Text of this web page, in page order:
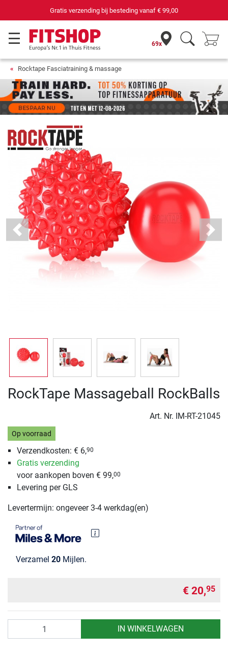
Gratis verzending bij besteding vanaf€ 99,00
69x
Rocktape Fasciatraining & massage
Previous Next
RockTape Massageball RockBalls
Art. Nr. IM-RT-21045
Op voorraad
Verzendkosten: € 6,90
Gratis verzending
voor aankopen boven € 99,00
Levering per GLS
Levertermijn: ongeveer 3-4 werkdag(en)
Verzamel 20 Mijlen.
€ 20,95
IN WINKELWAGEN